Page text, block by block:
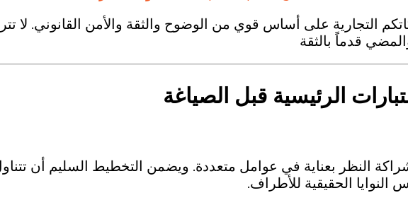
التجارية على أساس قوي من الوضوح والثقة والأمن القانوني. لا
قدماً بالثقة
الرئيسية قبل الصياغة
النظر بعناية في عوامل متعددة. ويضمن التخطيط السليم أن
الحقيقية للأطراف.